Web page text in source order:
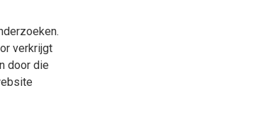
verkrijgt
door die